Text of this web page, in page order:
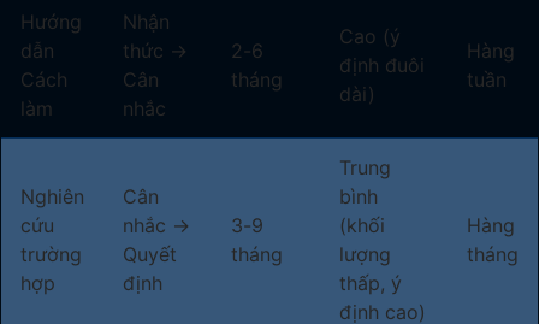
Hướng
dẫn
Cách
làm
Nhận
thức →
Cân
nhắc
2-6
tháng
Cao (ý
định đuôi
dài)
Hàng
tuần
Nghiên
cứu
trường
hợp
Cân
nhắc →
Quyết
định
3-9
tháng
Trung
bình
(khối
lượng
thấp, ý
định cao)
Hàng
tháng